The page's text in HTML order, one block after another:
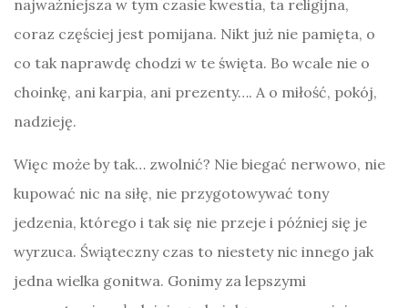
najważniejsza w tym czasie kwestia, ta religijna,
coraz częściej jest pomijana. Nikt już nie pamięta, o
co tak naprawdę chodzi w te święta. Bo wcale nie o
choinkę, ani karpia, ani prezenty…. A o miłość, pokój,
nadzieję.
Więc może by tak… zwolnić? Nie biegać nerwowo, nie
kupować nic na siłę, nie przygotowywać tony
jedzenia, którego i tak się nie przeje i później się je
wyrzuca. Świąteczny czas to niestety nic innego jak
jedna wielka gonitwa. Gonimy za lepszymi